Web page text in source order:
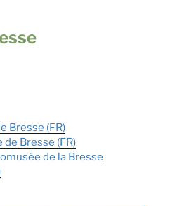
Bresse (FR)
Bresse (FR)
de la Bresse